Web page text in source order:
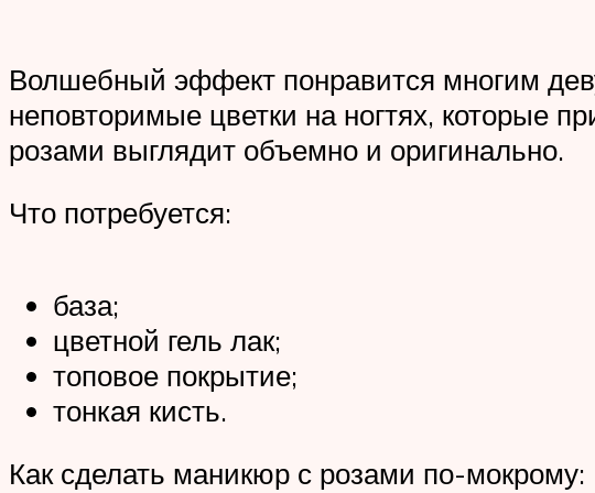
Волшебный эффект понравится многим
неповторимые цветки на ногтях, которые
розами выглядит объемно и оригинально.
Что потребуется:
база;
цветной гель лак;
топовое покрытие;
тонкая кисть.
Как сделать маникюр с розами по-мокрому: